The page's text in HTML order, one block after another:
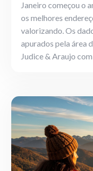
Janeiro começou o
os melhores
valorizando. Os
apurados pela área
Judice & Araujo com